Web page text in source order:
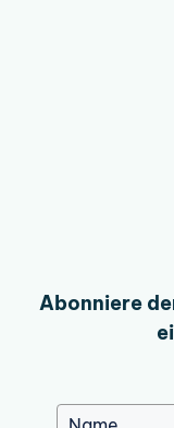
Abonniere